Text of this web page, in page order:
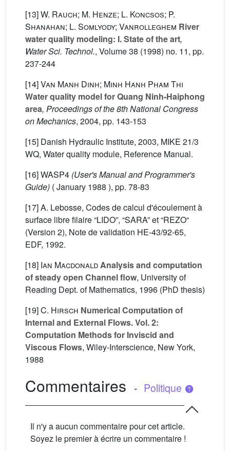
[13]W. Rauch; M. Henze; L. Koncsos; P.
Shanahan; L. Somlyody; Vanrolleghem River
water quality modeling: I. State of the art,
Water Sci. Technol., Volume 38 (1998) no. 11, pp.
237-244
[14]Van Manh Dinh; Minh Hanh Pham Thi
Water quality model for Quang Ninh-Haiphong
area, Proceedings of the 8th National Congress
on Mechanics, 2004, pp. 143-153
[15] Danish Hydraulic Institute, 2003, MIKE 21/3
WQ, Water quality module, Reference Manual.
[16]WASP4 (User's Manual and Programmer's
Guide) ( January 1988 ), pp. 78-83
[17] A. Lebosse, Codes de calcul d'écoulement à
surface libre filaire “LIDO”, “SARA” et “REZO“
(Version 2), Note de validation HE-43/92-65,
EDF, 1992.
[18] Ian MacdonaldAnalysis and computation
of steady open Channel flow, University of
Reading Dept. of Mathematics, 1996 (PhD thesis)
[19]C. Hirsch Numerical Computation of
Internal and External Flows. Vol. 2:
Computation Methods for Inviscid and
Viscous Flows, Wiley-Interscience, New York,
1988
Commentaires - Politique
Il n'y a aucun commentaire pour cet article.
Soyez le premier à écrire un commentaire !